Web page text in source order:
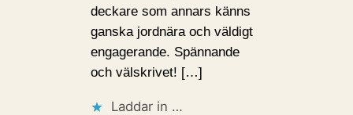
deckare som annars känns
ganska jordnära och väldigt
engagerande. Spännande
och välskrivet! […]
Laddar in …